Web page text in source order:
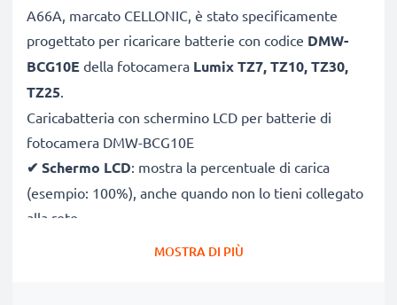
A66A, marcato CELLONIC, è stato specificamente
progettato per ricaricare batterie con codice DMW-
BCG10E della fotocamera Lumix TZ7, TZ10, TZ30,
TZ25.
Caricabatteria con schermino LCD per batterie di
fotocamera DMW-BCG10E
✔ Schermo LCD: mostra la percentuale di carica
(esempio: 100%), anche quando non lo tieni collegato
alla rete
: 100V–250V input
MOSTRA DI PIÙ